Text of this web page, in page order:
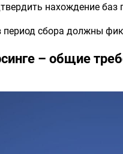
нахождение
сбора должны
– общие